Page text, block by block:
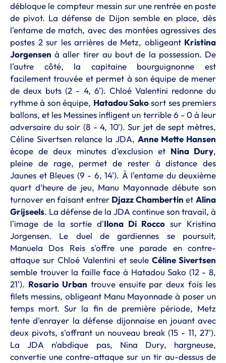
débloque le compteur messin sur une rentrée en poste
de pivot. La défense de Dijon semble en place, dès
l'entame de match, avec des montées agressives des
postes 2 sur les arrières de Metz, obligeant Kristina
Jorgensen à aller tirer au bout de la possession. De
l'autre côté, la capitaine bourguignonne est
facilement trouvée et permet à son équipe de mener
de deux buts (2 - 4, 6'). Chloé Valentini redonne du
rythme à son équipe, Hatadou Sakosort ses premiers
ballons, et les Messines infligent un terrible 6 - 0 à leur
adversaire du soir (8 - 4, 10'). Sur jet de sept mètres,
Céline Sivertsen relance la JDA, Anne Mette Hansen
écope de deux minutes d'exclusion et Nina Dury,
pleine de rage, permet de rester à distance des
Jaunes et Bleues (9 - 6, 14'). À l'entame du deuxième
quart d'heure de jeu, Manu Mayonnade débute son
turnover en faisant entrer Djazz Chambertin etAlina
Grijseels. La défense de la JDA continue son travail, à
l'image de la sortie d'Ilona Di Rocco sur Kristina
Jorgensen. Le duel de gardiennes se poursuit,
Manuela Dos Reis s'offre une parade en contre-
attaque sur Chloé Valentini et seule Céline Sivertsen
semble trouver la faille face à Hatadou Sako (12 - 8,
21'). Rosario Urban trouve ensuite par deux fois les
filets messins, obligeant Manu Mayonnade à poser un
temps mort. Sur la fin de première période, Metz
tente d'enrayer la défense dijonnaise en jouant avec
deux pivots, s'offrant un nouveau break (15 - 11, 27').
La JDA n'abdique pas, Nina Dury, hargneuse,
convertie une contre-attaque sur un tir au-dessus de